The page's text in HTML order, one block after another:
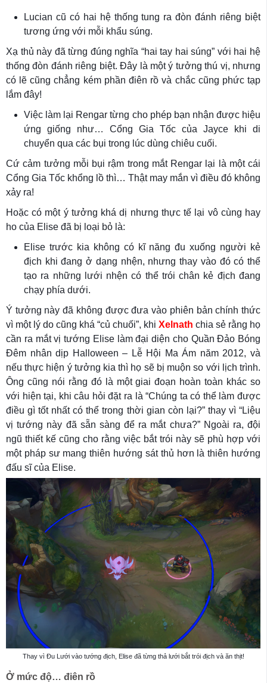
Lucian cũ có hai hệ thống tung ra đòn đánh riêng biệt
tương ứng với mỗi khẩu súng.
Xạ thủ này đã từng đúng nghĩa “hai tay hai súng” với hai hệ
thống đòn đánh riêng biệt. Đây là một ý tưởng thú vị, nhưng
có lẽ cũng chẳng kém phần điên rồ và chắc cũng phức tạp
lắm đây!
Việc làm lại Rengar từng cho phép bạn nhận được hiệu
ứng giống như… Cổng Gia Tốc của Jayce khi di
chuyển qua các bụi trong lúc dùng chiêu cuối.
Cứ cảm tưởng mỗi bụi rậm trong mắt Rengar lại là một cái
Cổng Gia Tốc khổng lồ thì… Thật may mắn vì điều đó không
xảy ra!
Hoặc có một ý tưởng khá dị nhưng thực tế lại vô cùng hay
ho của Elise đã bị loại bỏ là:
Elise trước kia không có kĩ năng đu xuống người kẻ
địch khi đang ở dạng nhện, nhưng thay vào đó có thể
tạo ra những lưới nhện có thể trói chân kẻ địch đang
chạy phía dưới.
Ý tưởng này đã không được đưa vào phiên bản chính thức
vì một lý do cũng khá “củ chuối”, khi Xelnath chia sẻ rằng họ
cần ra mắt vị tướng Elise làm đại diện cho Quần Đảo Bóng
Đêm nhân dịp Halloween – Lễ Hội Ma Ám năm 2012, và
nếu thực hiện ý tưởng kia thì họ sẽ bị muộn so với lịch trình.
Ông cũng nói rằng đó là một giai đoạn hoàn toàn khác so
với hiện tại, khi câu hỏi đặt ra là “Chúng ta có thể làm được
điều gì tốt nhất có thể trong thời gian còn lại?” thay vì “Liệu
vị tướng này đã sẵn sàng để ra mắt chưa?” Ngoài ra, đội
ngũ thiết kế cũng cho rằng việc bắt trói này sẽ phù hợp với
một pháp sư mang thiên hướng sát thủ hơn là thiên hướng
đấu sĩ của Elise.
Thay vì Đu Lưới vào tướng địch, Elise đã từng thả lưới bắt trói địch và ăn thịt!
Ở mức độ… điên rồ